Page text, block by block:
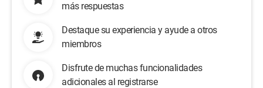
más respuestas
Destaque su experiencia y ayude a otros
miembros
Disfrute de muchas funcionalidades
adicionales al registrarse